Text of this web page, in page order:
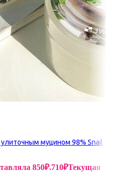
улиточным муцином 98% Snail
850₽.710₽Текущая